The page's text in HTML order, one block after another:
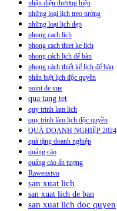
nhận diện thương hiệu
những loại lịch treo tường
những loại lịch đẹp
phong cach lich
phong cach thiet ke lich
phong cách lịch để bàn
phong cách thiết kế lịch để bàn
phân biệt lịch độc quyền
point de vue
qua tang tet
quy trinh lam lich
quy trình làm lịch độc quyền
QUÀ DOANH NGHIỆP 2024
quà tặng doanh nghiệp
quảng cáo
quảng cáo ấn tượng
Rawenstvo
san xuat lich
san xuat lich de ban
san xuat lich doc quyen